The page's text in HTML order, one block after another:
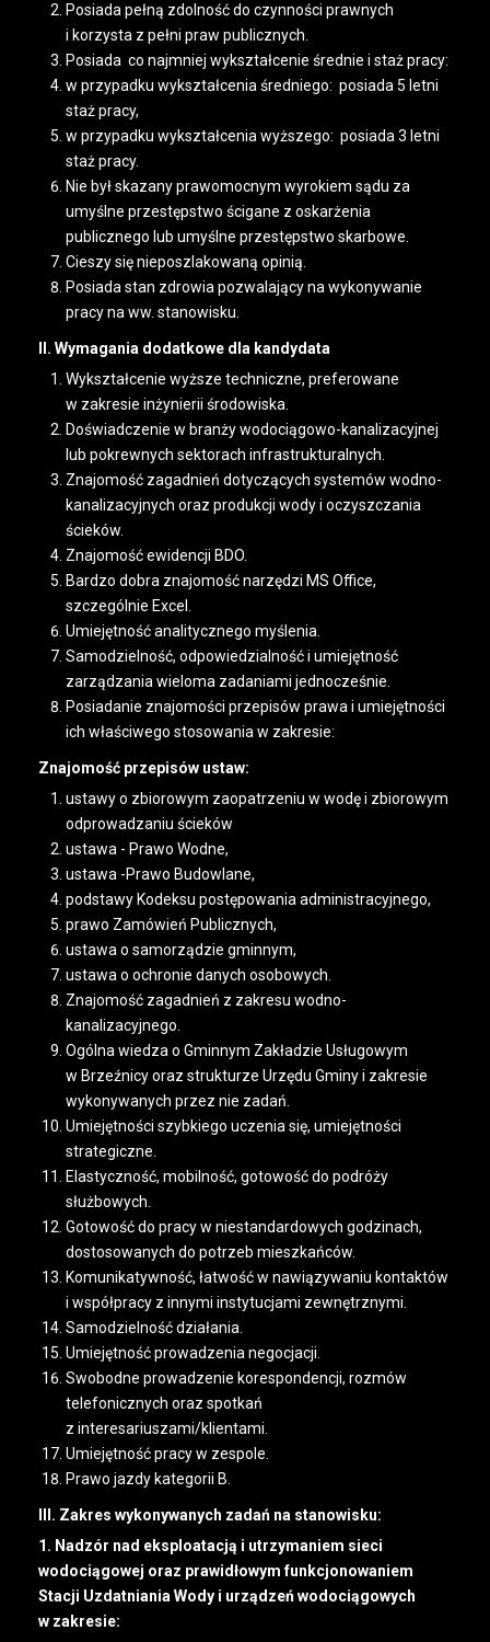
Posiada pełną zdolność do czynności prawnych
i korzysta z pełni praw publicznych.
Posiada co najmniej wykształcenie średnie i staż pracy:
w przypadku wykształcenia średniego: posiada 5 letni
staż pracy,
w przypadku wykształcenia wyższego: posiada 3 letni
staż pracy.
Nie był skazany prawomocnym wyrokiem sądu za
umyślne przestępstwo ścigane z oskarżenia
publicznego lub umyślne przestępstwo skarbowe.
Cieszy się nieposzlakowaną opinią.
Posiada stan zdrowia pozwalający na wykonywanie
pracy na ww. stanowisku.
II. Wymagania dodatkowe dla kandydata
Wykształcenie wyższe techniczne, preferowane
w zakresie inżynierii środowiska.
Doświadczenie w branży wodociągowo-kanalizacyjnej
lub pokrewnych sektorach infrastrukturalnych.
Znajomość zagadnień dotyczących systemów wodno-
kanalizacyjnych oraz produkcji wody i oczyszczania
ścieków.
Znajomość ewidencji BDO.
Bardzo dobra znajomość narzędzi MS Office,
szczególnie Excel.
Umiejętność analitycznego myślenia.
Samodzielność, odpowiedzialność i umiejętność
zarządzania wieloma zadaniami jednocześnie.
Posiadanie znajomości przepisów prawa i umiejętności
ich właściwego stosowania w zakresie:
Znajomość przepisów ustaw:
ustawy o zbiorowym zaopatrzeniu w wodę i zbiorowym
odprowadzaniu ścieków
ustawa - Prawo Wodne,
ustawa -Prawo Budowlane,
podstawy Kodeksu postępowania administracyjnego,
prawo Zamówień Publicznych,
ustawa o samorządzie gminnym,
ustawa o ochronie danych osobowych.
Znajomość zagadnień z zakresu wodno-
kanalizacyjnego.
Ogólna wiedza o Gminnym Zakładzie Usługowym
w Brzeźnicy oraz strukturze Urzędu Gminy i zakresie
wykonywanych przez nie zadań.
Umiejętności szybkiego uczenia się, umiejętności
strategiczne.
Elastyczność, mobilność, gotowość do podróży
służbowych.
Gotowość do pracy w niestandardowych godzinach,
dostosowanych do potrzeb mieszkańców.
Komunikatywność, łatwość w nawiązywaniu kontaktów
i współpracy z innymi instytucjami zewnętrznymi.
Samodzielność działania.
Umiejętność prowadzenia negocjacji.
Swobodne prowadzenie korespondencji, rozmów
telefonicznych oraz spotkań
z interesariuszami/klientami.
Umiejętność pracy w zespole.
Prawo jazdy kategorii B.
III. Zakres wykonywanych zadań na stanowisku:
1. Nadzór nad eksploatacją i utrzymaniem sieci
wodociągowej oraz prawidłowym funkcjonowaniem
Stacji Uzdatniania Wody i urządzeń wodociągowych
w zakresie: